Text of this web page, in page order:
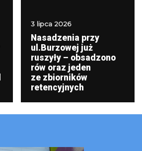
3 lipca 2026
Nasadzenia przy
ul.Burzowej już
ruszyły – obsadzono
rów oraz jeden
ze zbiorników
retencyjnych